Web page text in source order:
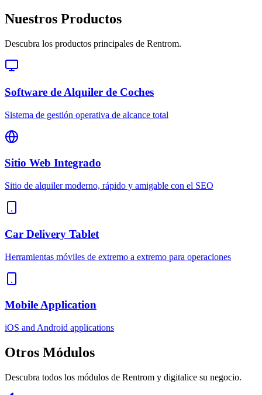
Nuestros Productos
Descubra los productos principales de Rentrom.
Software de Alquiler de Coches
Sistema de gestión operativa de alcance total
Sitio Web Integrado
Sitio de alquiler moderno, rápido y amigable con el SEO
Car Delivery Tablet
Herramientas móviles de extremo a extremo para operaciones
Mobile Application
iOS and Android applications
Otros Módulos
Descubra todos los módulos de Rentrom y digitalice su negocio.